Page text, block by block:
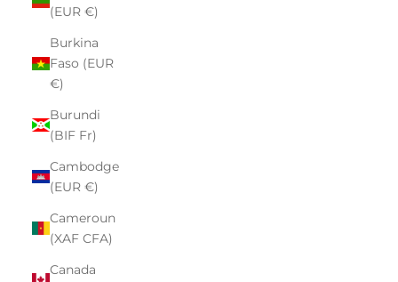
(EUR €)
Burkina
Faso (EUR
€)
Burundi
(BIF Fr)
Cambodge
(EUR €)
Cameroun
(XAF CFA)
Canada